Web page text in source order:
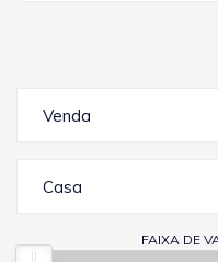
Venda
Casa
FAIXA DE